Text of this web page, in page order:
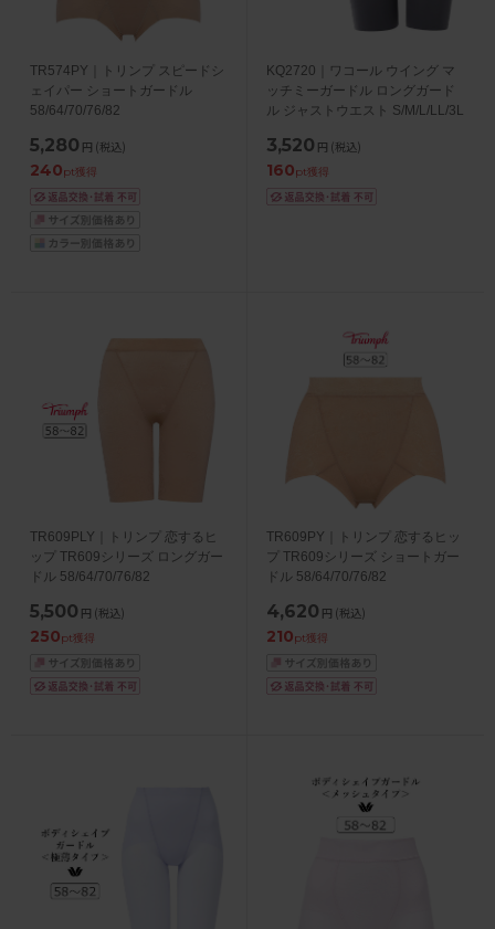
TR574PY｜トリンプ スピードシ
ェイパー ショートガードル
58/64/70/76/82
5,280 円 (税込)
240pt獲得
KQ2720｜ワコール ウイング マ
ッチミーガードル ロングガード
ル ジャストウエスト S/M/L/LL/3L
3,520 円 (税込)
160pt獲得
TR609PLY｜トリンプ 恋するヒ
ップ TR609シリーズ ロングガー
ドル 58/64/70/76/82
5,500 円 (税込)
250pt獲得
TR609PY｜トリンプ 恋するヒッ
プ TR609シリーズ ショートガー
ドル 58/64/70/76/82
4,620 円 (税込)
210pt獲得